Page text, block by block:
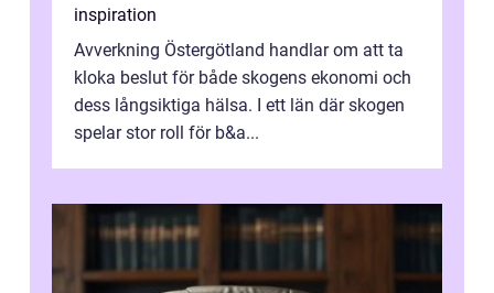
inspiration
Avverkning Östergötland handlar om att ta
kloka beslut för både skogens ekonomi och
dess långsiktiga hälsa. I ett län där skogen
spelar stor roll för b&a...